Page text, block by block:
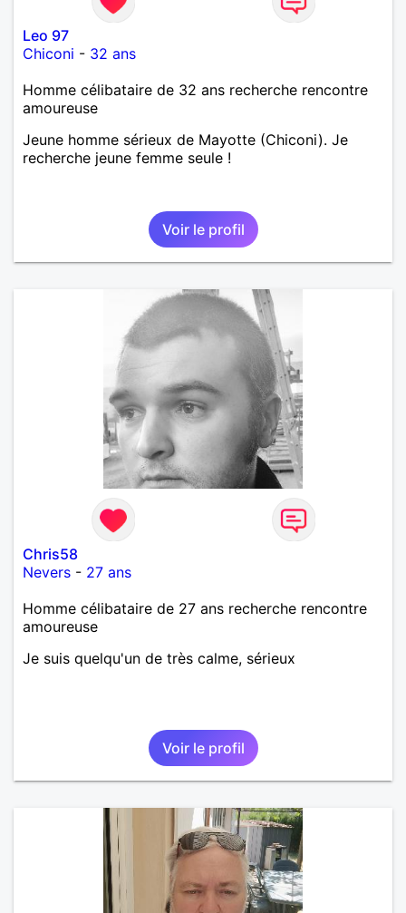
Leo 97
Chiconi - 32 ans
Homme célibataire de 32 ans recherche rencontre
amoureuse
Jeune homme sérieux de Mayotte (Chiconi). Je
recherche jeune femme seule !
Voir le profil
Chris58
Nevers - 27 ans
Homme célibataire de 27 ans recherche rencontre
amoureuse
Je suis quelqu'un de très calme, sérieux
Voir le profil